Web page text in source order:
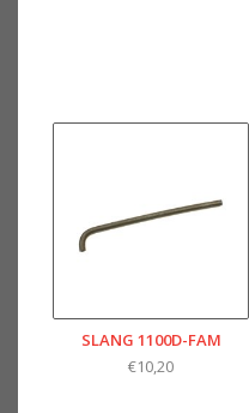
SLANG 1100D-FAM
€10,20